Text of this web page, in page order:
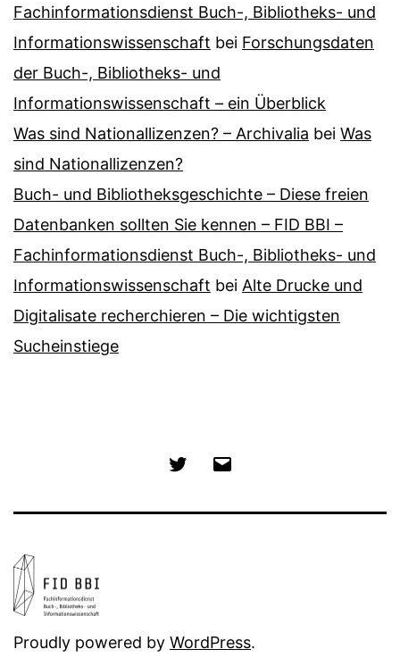
Fachinformationsdienst Buch-, Bibliotheks- und
Informationswissenschaft bei Forschungsdaten
der Buch-, Bibliotheks- und
Informationswissenschaft – ein Überblick
Was sind Nationallizenzen? – Archivalia bei Was
sind Nationallizenzen?
Buch- und Bibliotheksgeschichte – Diese freien
Datenbanken sollten Sie kennen – FID BBI –
Fachinformationsdienst Buch-, Bibliotheks- und
Informationswissenschaft bei Alte Drucke und
Digitalisate recherchieren – Die wichtigsten
Sucheinstiege
Twitter
Proudly powered by WordPress.